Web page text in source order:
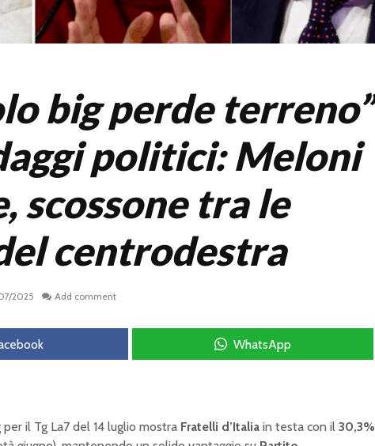
big perde terreno”
politici: Meloni
scossone tra le
centrodestra
2025 Add comment
WhatsApp
il Tg La7 del 14 luglio mostra Fratelli d’Italia in testa con il 30,3%